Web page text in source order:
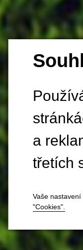
a
třetích
Vaše
"Cookies".